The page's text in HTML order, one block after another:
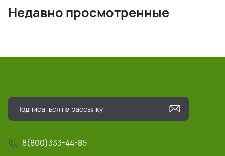
Недавно просмотренные
8(800)333-44-85